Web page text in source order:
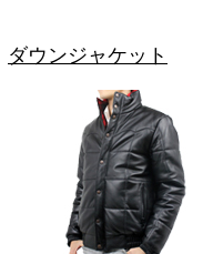
ダウンジャケット